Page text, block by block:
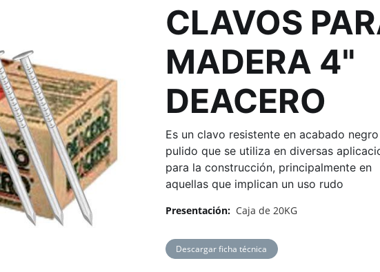
CLAVOS
MADERA 4"
DEACERO
Es un clavo resistente en acabado
pulido que se utiliza en diversas
para la construcción, principalmente en
aquellas que implican un uso rudo
Presentación: Caja de 20KG
Descargar ficha técnica